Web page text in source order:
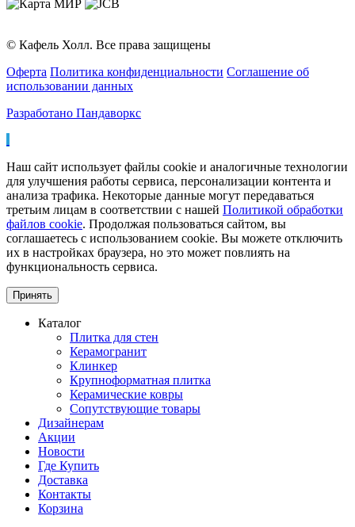
© Кафель Холл. Все права защищены
Оферта Политика конфиденциальности Соглашение об
использовании данных
Разработано Пандаворкс
Наш сайт использует файлы cookie и аналогичные технологии
для улучшения работы сервиса, персонализации контента и
анализа трафика. Некоторые данные могут передаваться
третьим лицам в соответствии с нашей Политикой обработки
файлов cookie. Продолжая пользоваться сайтом, вы
соглашаетесь с использованием cookie. Вы можете отключить
их в настройках браузера, но это может повлиять на
функциональность сервиса.
Принять
Каталог
Плитка для стен
Керамогранит
Клинкер
Крупноформатная плитка
Керамические ковры
Сопутствующие товары
Дизайнерам
Акции
Новости
Где Купить
Доставка
Контакты
Корзина